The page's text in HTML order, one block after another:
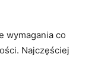
wymagania co
Najczęściej